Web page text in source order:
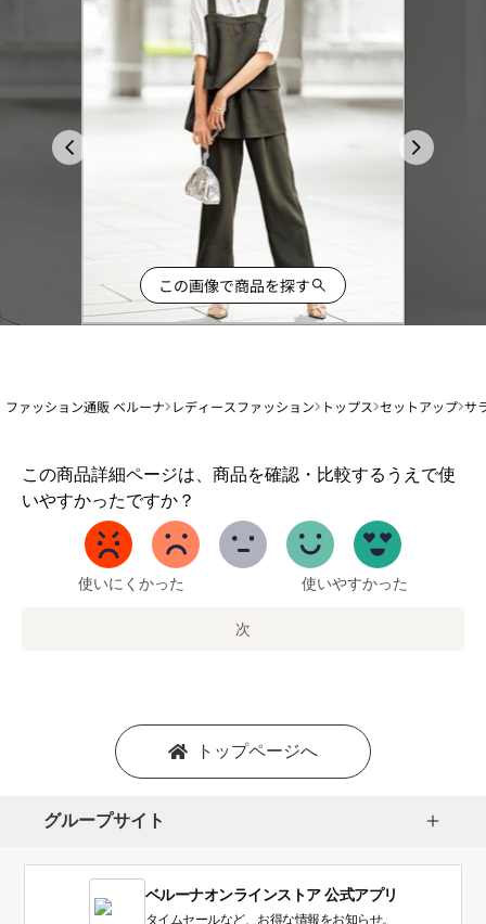
この画像で商品を探す
ファッション通販 ベルーナ レディースファッション トップス セットアップ サ
この商品詳細ページは、商品を確認・比較するうえで使
いやすかったですか？
1
か
使いにくかった 使いやすかった
次
トップページへ
グループサイト
ベルーナオンラインストア 公式アプリ
タイムセールなど、お得な情報をお知らせ。